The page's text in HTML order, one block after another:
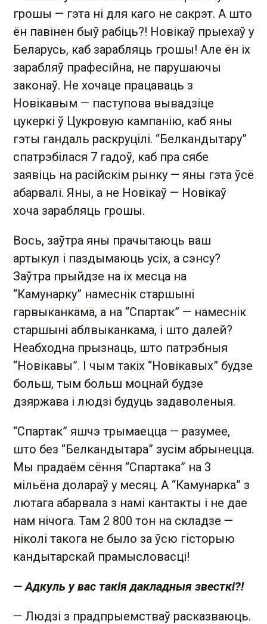
грошы — гэта ні для каго не сакрэт. А што
ён павінен быў рабіць?! Новікаў прыехаў у
Беларусь, каб зарабляць грошы! Але ён іх
зарабляў прафесійна, не парушаючы
законаў. Не хочаце працаваць з
Новікавым — паступова вывадзіце
цукеркі ў Цукровую кампанію, каб яны
гэты гандаль раскруцілі. “Белкандытару”
спатрэбілася 7 гадоў, каб пра сябе
заявіць на расійскім рынку — яны гэта ўсё
абарвалі. Яны, а не Новікаў — Новікаў
хоча зарабляць грошы.
Вось, заўтра яны прачытаюць ваш
артыкул і паздымаюць усіх, а сэнсу?
Заўтра прыйдзе на іх месца на
“Камунарку” намеснік старшыні
гарвыканкама, а на “Спартак” — намеснік
старшыні аблвыканкама, і што далей?
Неабходна прызнаць, што патрэбныя
“Новікавы”. І чым такіх “Новікавых” будзе
больш, тым больш моцнай будзе
дзяржава і людзі будуць задаволеныя.
“Спартак” яшчэ трымаецца — разумее,
што без “Белкандытара” зусім абрынецца.
Мы прадаём сёння “Спартака” на 3
мільёна долараў у месяц. А “Камунарка” з
лютага абарвала з намі кантакты і не дае
нам нічога. Там 2 800 тон на складзе —
ніколі такога не было за ўсю гісторыю
кандытарскай прамысловасці!
— Адкуль у вас такія дакладныя звесткі?!
— Людзі з прадпрыемстваў расказваюць.